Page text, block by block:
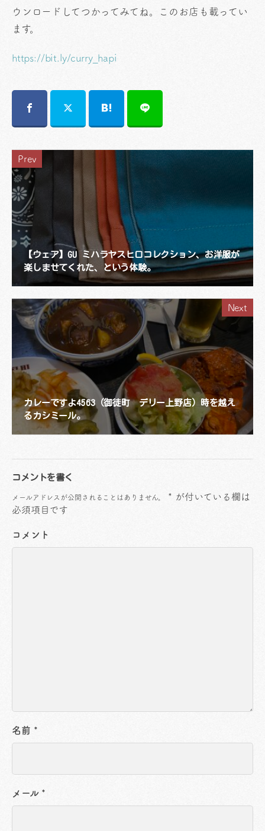
ウンロードしてつかってみてね。このお店も載ってい
ます。
https://bit.ly/curry_hapi
Prev
【ウェア】GU ミハラヤスヒロコレクション、お洋服が
楽しませてくれた、という体験。
Next
カレーですよ4563（御徒町 デリー上野店）時を越え
るカシミール。
コメントを書く
メールアドレスが公開されることはありません。 * が付いている欄は
必須項目です
コメント
名前 *
メール *